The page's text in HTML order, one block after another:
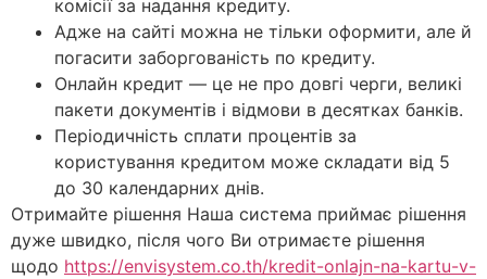
комісії за надання кредиту.
Адже на сайті можна не тільки оформити, але й
погасити заборгованість по кредиту.
Онлайн кредит — це не про довгі черги, великі
пакети документів і відмови в десятках банків.
Періодичність сплати процентів за
користування кредитом може складати від 5
до 30 календарних днів.
Отримайте рішення Наша система приймає рішення
дуже швидко, після чого Ви отримаєте рішення
щодо https://envisystem.co.th/kredit-onlajn-na-kartu-v-